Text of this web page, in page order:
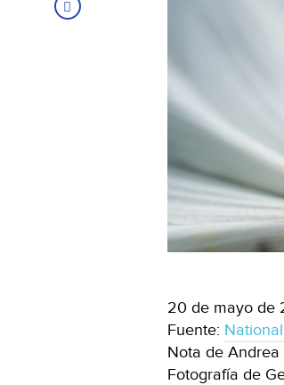
20 de mayo de
Fuente:
Nota de Andrea
Fotografía de